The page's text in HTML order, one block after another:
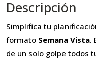
Descripción
Simplifica tu
formato Semana Vista.
de un solo golpe todos